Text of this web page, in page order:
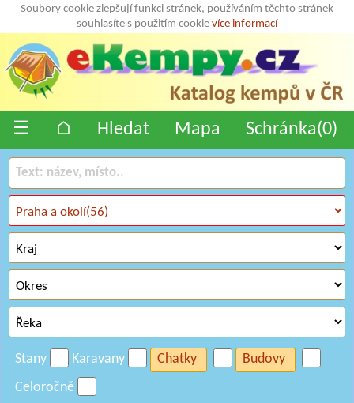
Soubory cookie zlepšují funkci stránek, používáním těchto stránek
souhlasíte s použitím cookie více informací
☰ ⌂ Hledat Mapa Schránka(0)
Stany Karavany Chatky
Budovy
Celoročně